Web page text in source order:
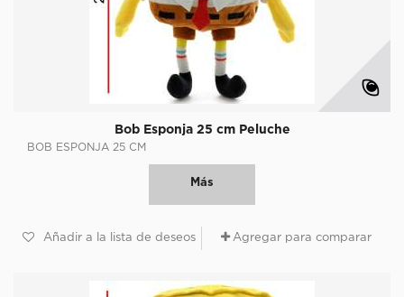
Bob Esponja 25 cm Peluche
BOB ESPONJA 25 CM
Más
Añadir a la lista de deseos Agregar para comparar